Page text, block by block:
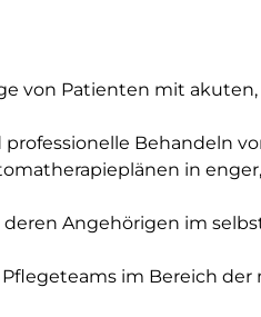
von Patienten mit
Behandeln
in
Angehörigen im
im Bereich